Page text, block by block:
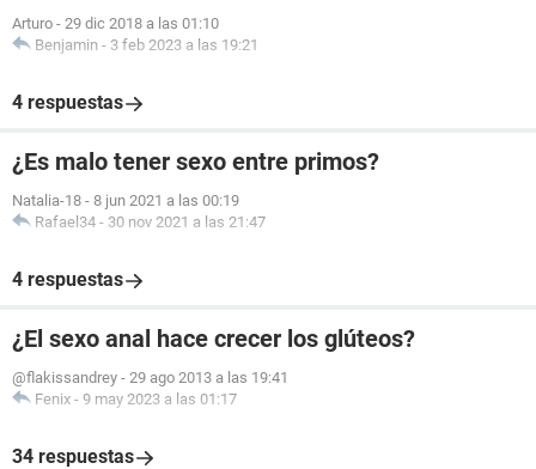
Arturo - 29 dic 2018 a las 01:10
Benjamin - 3 feb 2023 a las 19:21
4 respuestas
¿Es malo tener sexo entre primos?
Natalia-18 - 8 jun 2021 a las 00:19
Rafael34 - 30 nov 2021 a las 21:47
4 respuestas
¿El sexo anal hace crecer los glúteos?
@flakissandrey - 29 ago 2013 a las 19:41
Fenix - 9 may 2023 a las 01:17
34 respuestas